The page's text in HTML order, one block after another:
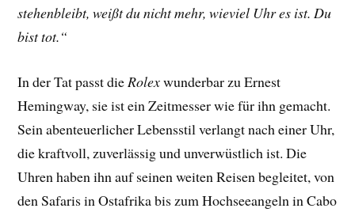
stehenbleibt, weißt du nicht mehr, wieviel Uhr es ist. Du
bist tot.“
In der Tat passt dieRolexwunderbar zu Ernest
Hemingway, sie ist ein Zeitmesser wie für ihn gemacht.
Sein abenteuerlicher Lebensstil verlangt nach einer Uhr,
die kraftvoll, zuverlässig und unverwüstlich ist. Die
Uhren haben ihn auf seinen weiten Reisen begleitet, von
den Safaris in Ostafrika bis zum Hochseeangeln in Cabo